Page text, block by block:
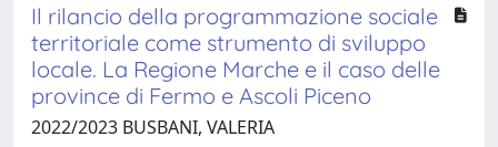
Il rilancio della programmazione sociale
territoriale come strumento di sviluppo
locale. La Regione Marche e il caso delle
province di Fermo e Ascoli Piceno
2022/2023 BUSBANI, VALERIA